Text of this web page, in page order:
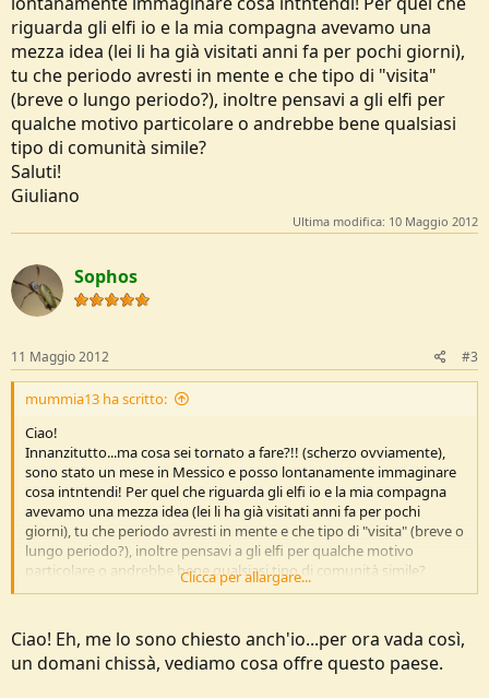
riguarda gli elfi io e la mia compagna avevamo una
mezza idea (lei li ha già visitati anni fa per pochi giorni),
tu che periodo avresti in mente e che tipo di "visita"
(breve o lungo periodo?), inoltre pensavi a gli elfi per
qualche motivo particolare o andrebbe bene qualsiasi
tipo di comunità simile?
Saluti!
Giuliano
Ultima modifica: 10 Maggio 2012
Sophos
11 Maggio 2012 #3
mummia13 ha scritto:
Ciao!
Innanzitutto...ma cosa sei tornato a fare?!! (scherzo ovviamente),
sono stato un mese in Messico e posso lontanamente immaginare
cosa intntendi! Per quel che riguarda gli elfi io e la mia compagna
avevamo una mezza idea (lei li ha già visitati anni fa per pochi
giorni), tu che periodo avresti in mente e che tipo di "visita" (breve o
lungo periodo?), inoltre pensavi a gli elfi per qualche motivo
particolare o andrebbe bene qualsiasi tipo di comunità simile?
Saluti!
Clicca per allargare...
Ciao! Eh, me lo sono chiesto anch'io...per ora vada così,
un domani chissà, vediamo cosa offre questo paese.